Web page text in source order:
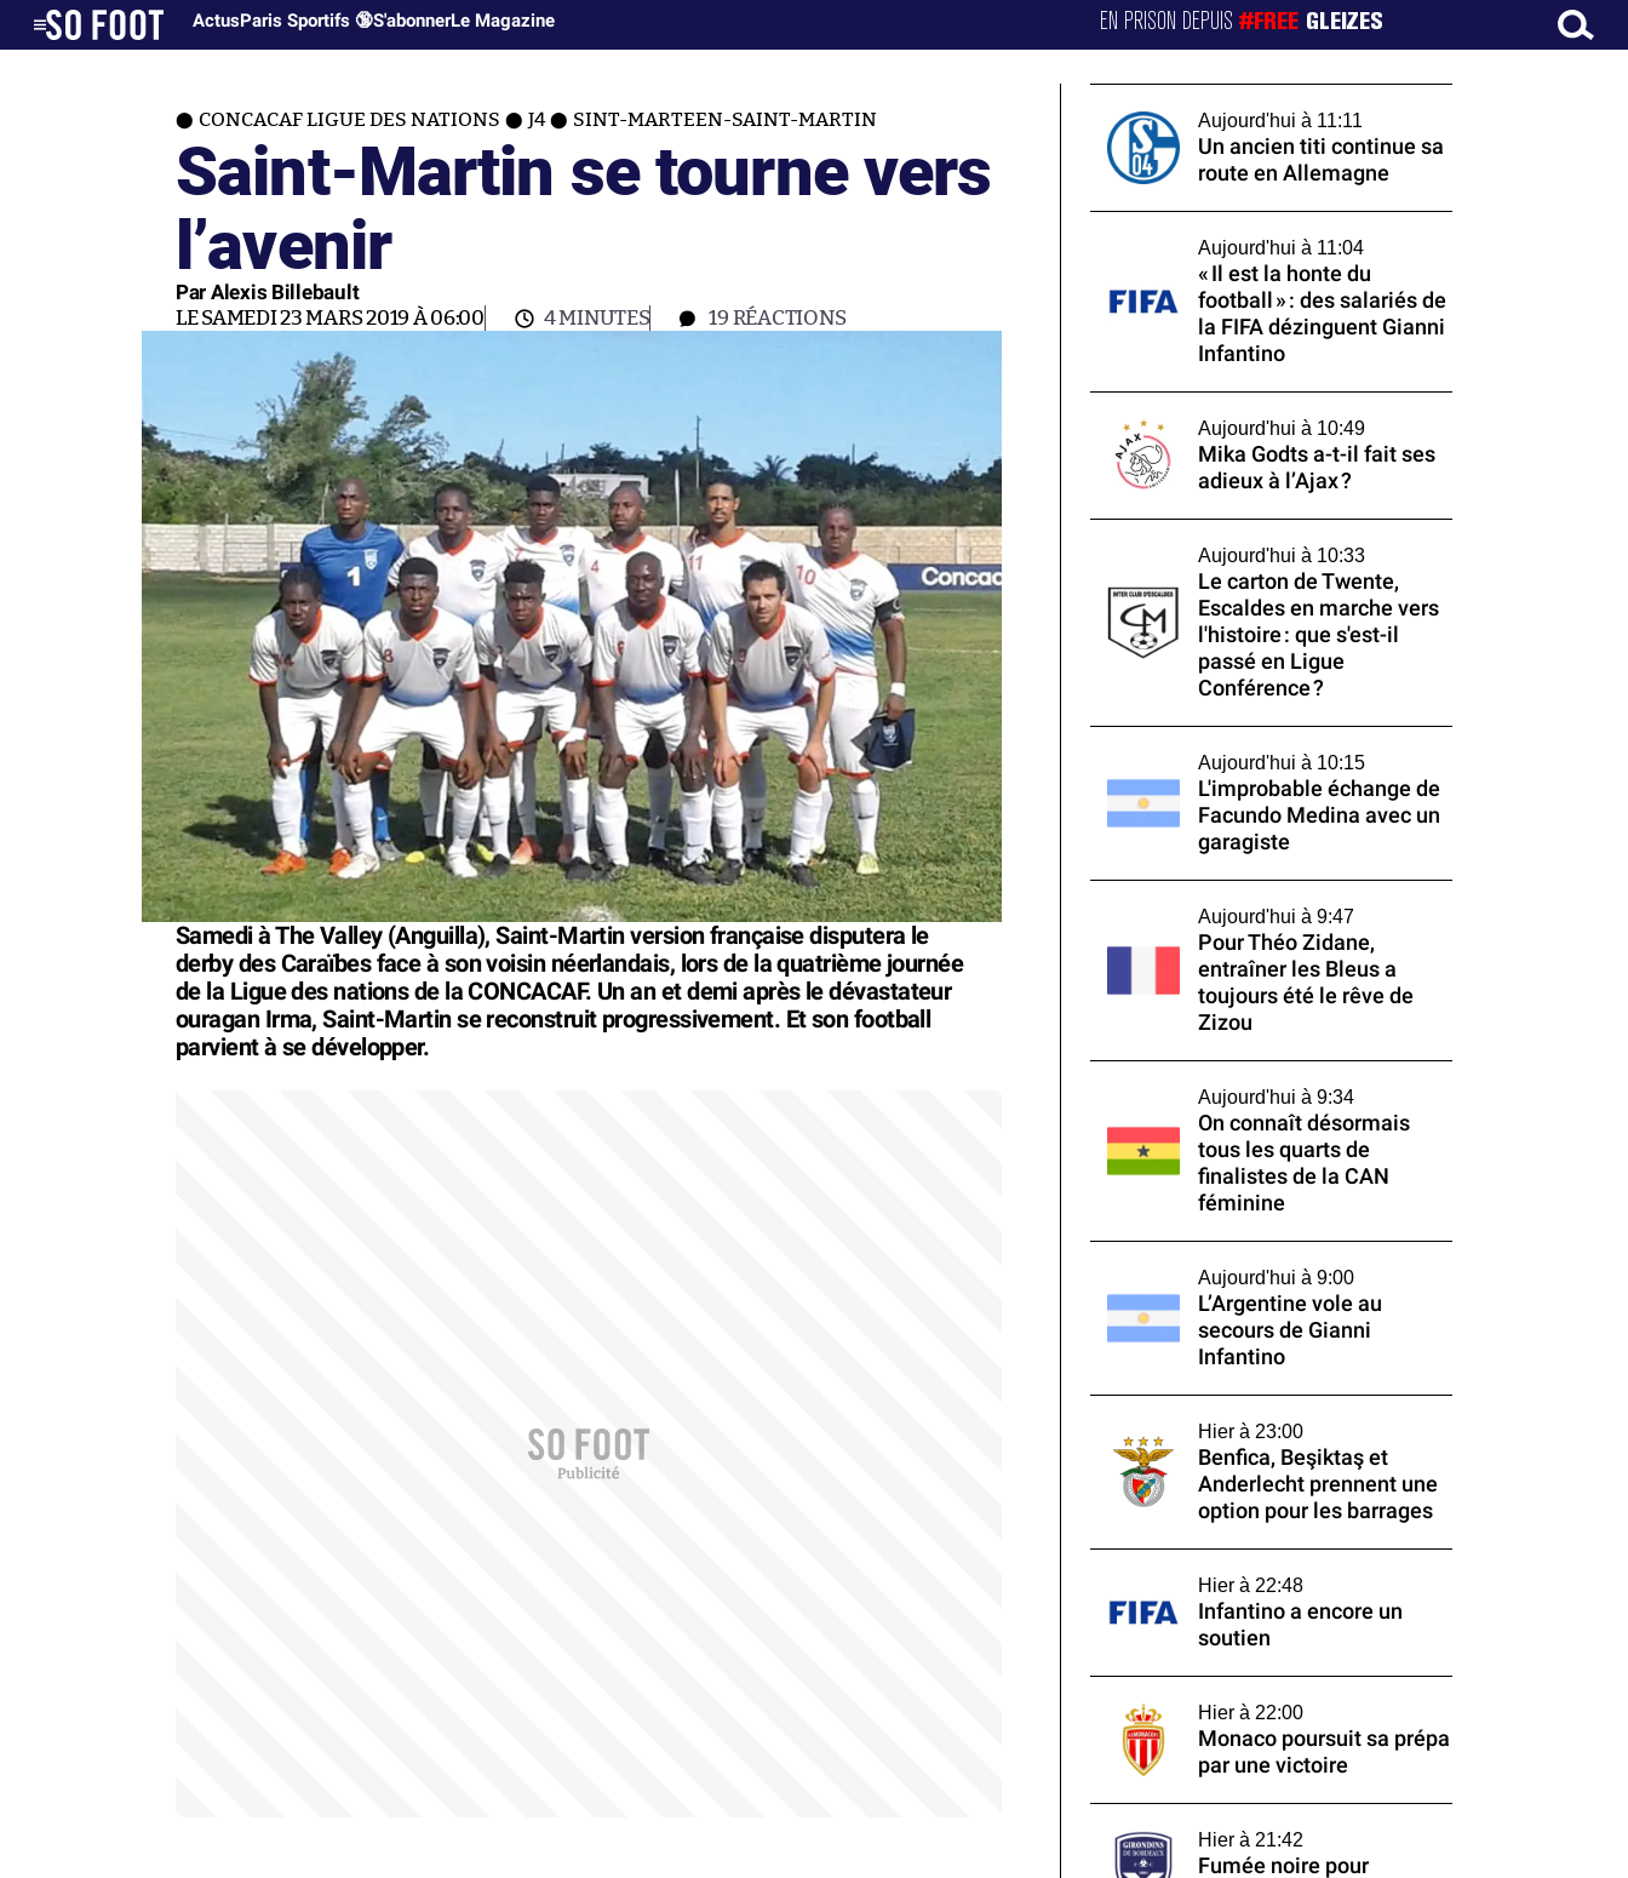
ActusParis Sportifs 🔞S'abonnerLe Magazine EN PRISON DEPUIS#FREE GLEIZES
CONCACAF LIGUE DES NATIONS J4 SINT-MARTEEN-SAINT-MARTIN
Saint-Martin se tourne vers
l’avenir
Par Alexis Billebault
LE SAMEDI 23 MARS 2019 À 06:00 4 MINUTES 19 RÉACTIONS
Samedi à The Valley (Anguilla), Saint-Martin version française disputera le
derby des Caraïbes face à son voisin néerlandais, lors de la quatrième journée
de la Ligue des nations de la CONCACAF. Un an et demi après le dévastateur
ouragan Irma, Saint-Martin se reconstruit progressivement. Et son football
parvient à se développer.
Aujourd'hui à 11:11
Un ancien titi continue sa
route en Allemagne
Aujourd'hui à 11:04
« Il est la honte du
football » : des salariés de
la FIFA dézinguent Gianni
Infantino
Aujourd'hui à 10:49
Mika Godts a-t-il fait ses
adieux à l’Ajax ?
Aujourd'hui à 10:33
Le carton de Twente,
Escaldes en marche vers
l'histoire : que s'est-il
passé en Ligue
Conférence ?
Aujourd'hui à 10:15
L'improbable échange de
Facundo Medina avec un
garagiste
Aujourd'hui à 9:47
Pour Théo Zidane,
entraîner les Bleus a
toujours été le rêve de
Zizou
Aujourd'hui à 9:34
On connaît désormais
tous les quarts de
finalistes de la CAN
féminine
Aujourd'hui à 9:00
L’Argentine vole au
secours de Gianni
Infantino
Hier à 23:00
Benfica, Beşiktaş et
Anderlecht prennent une
option pour les barrages
Hier à 22:48
Infantino a encore un
soutien
Hier à 22:00
Monaco poursuit sa prépa
par une victoire
Hier à 21:42
Fumée noire pour